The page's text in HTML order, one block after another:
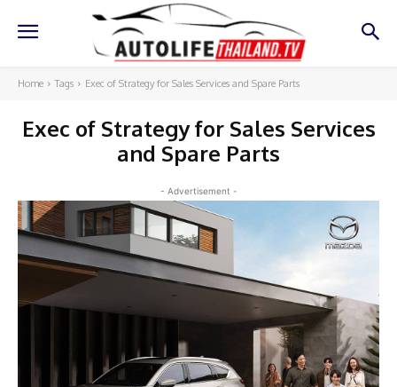
Home Tags Exec of Strategy for Sales Services and Spare Parts
Exec of Strategy for Sales Services
and Spare Parts
- Advertisement -